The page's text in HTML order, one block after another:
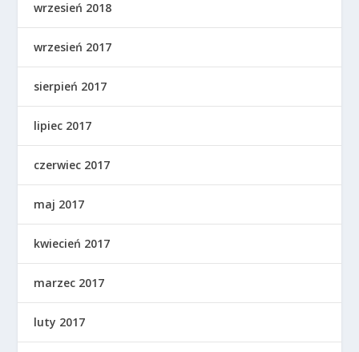
wrzesień 2018
wrzesień 2017
sierpień 2017
lipiec 2017
czerwiec 2017
maj 2017
kwiecień 2017
marzec 2017
luty 2017